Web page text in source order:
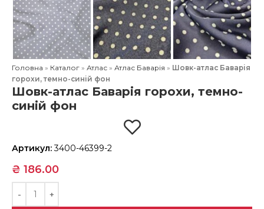
Головна » Каталог »Атлас »Атлас Баварія » Шовк-атлас Баварія
горохи, темно-синій фон
Шовк-атлас Баварія горохи, темно-
синій фон
Артикул:3400-46399-2
₴ 186.00